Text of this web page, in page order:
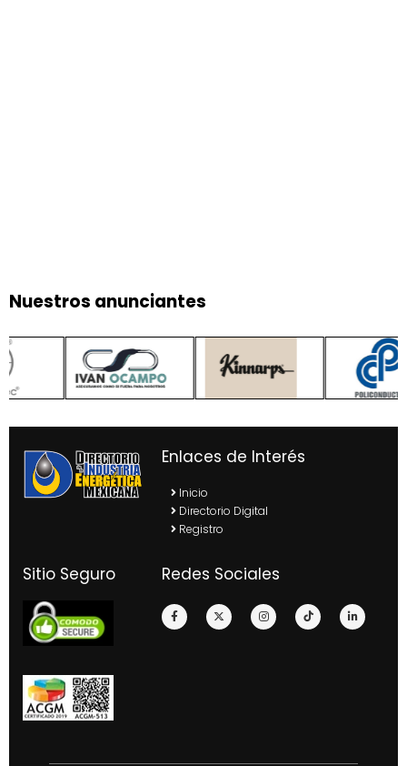
Nuestros anunciantes
Enlaces de Interés
Inicio
Directorio Digital
Registro
Sitio Seguro Redes Sociales